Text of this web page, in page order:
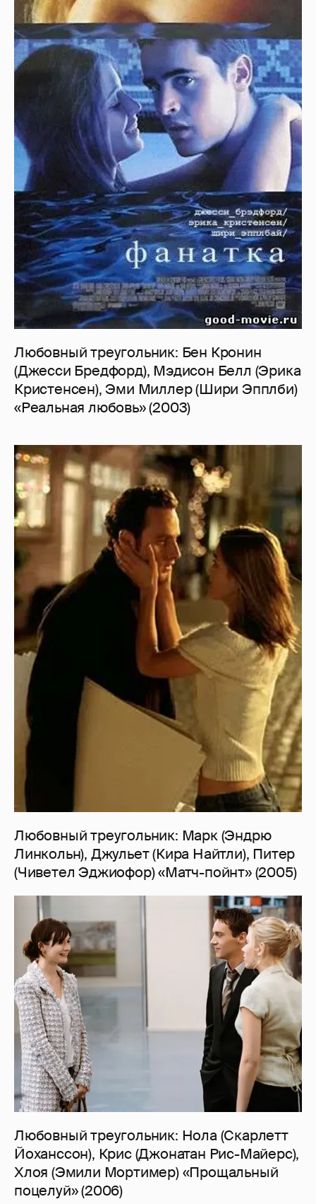
Любовный треугольник: Бен Кронин
(Джесси Бредфорд), Мэдисон Белл (Эрика
Кристенсен), Эми Миллер (Шири Эпплби)
«Реальная любовь» (2003)
Любовный треугольник: Марк (Эндрю
Линкольн), Джульет (Кира Найтли), Питер
(Чиветел Эджиофор) «Матч-пойнт» (2005)
Любовный треугольник: Нола (Скарлетт
Йоханссон), Крис (Джонатан Рис-Майерс),
Хлоя (Эмили Мортимер) «Прощальный
поцелуй» (2006)